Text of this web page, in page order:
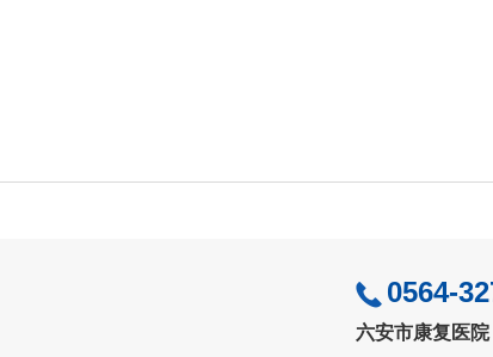
0564-
六安市康复医院